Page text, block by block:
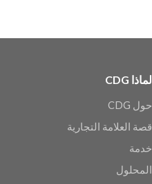
لماذا CDG
حول CDG
قصة العلامة التجارية
خدمة
المحلول